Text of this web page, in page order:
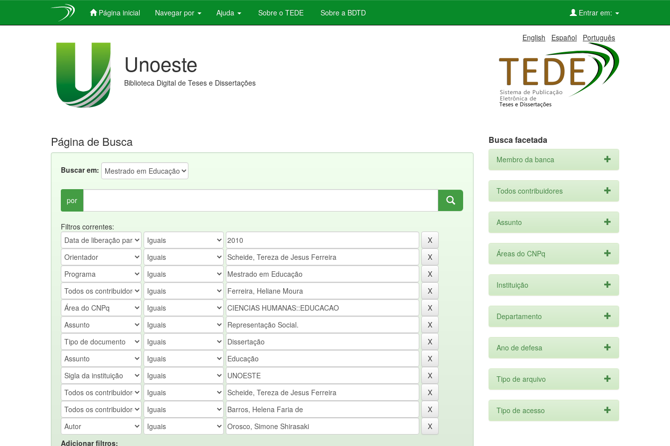
Página inicial Navegar por Ajuda Sobre o TEDE Sobre a BDTD Entrar em:
English Español Português
Unoeste
Biblioteca Digital de Teses e Dissertações
Página de Busca
Buscar em:
por
Filtros correntes:
Adicionar filtros:
Busca facetada
Membro da banca
Todos contribuidores
Assunto
Áreas do CNPq
Instituição
Departamento
Ano de defesa
Tipo de arquivo
Tipo de acesso